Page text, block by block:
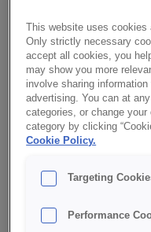
Kule/Balls
Mieszanka/Mix
Mini
Nadzienie
Nadzienie/Filling
Niski IG/Low GI
This website uses cookies
Only strictly necessary
accept all cookies, you
may show you more
involve sharing
advertising. You can at
categories, or change
category by clicking
Cookie Policy.
Targeting
Performance